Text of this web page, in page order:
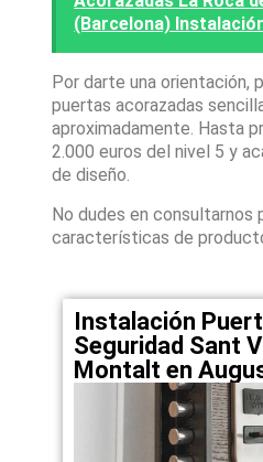
(Barcelona)
Por darte una orientación,
puertas acorazadas
aproximadamente. Hasta
2.000 euros del nivel 5 y
de diseño.
No dudes en consultarnos
características de
Instalación
Seguridad Sant
Montalt en